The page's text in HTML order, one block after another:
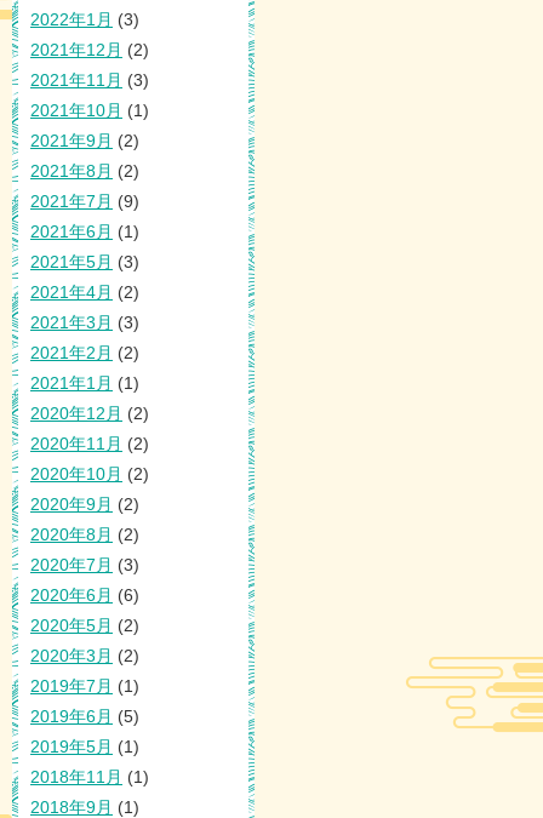
2022年1月 (3)
2021年12月 (2)
2021年11月 (3)
2021年10月 (1)
2021年9月 (2)
2021年8月 (2)
2021年7月 (9)
2021年6月 (1)
2021年5月 (3)
2021年4月 (2)
2021年3月 (3)
2021年2月 (2)
2021年1月 (1)
2020年12月 (2)
2020年11月 (2)
2020年10月 (2)
2020年9月 (2)
2020年8月 (2)
2020年7月 (3)
2020年6月 (6)
2020年5月 (2)
2020年3月 (2)
2019年7月 (1)
2019年6月 (5)
2019年5月 (1)
2018年11月 (1)
2018年9月 (1)